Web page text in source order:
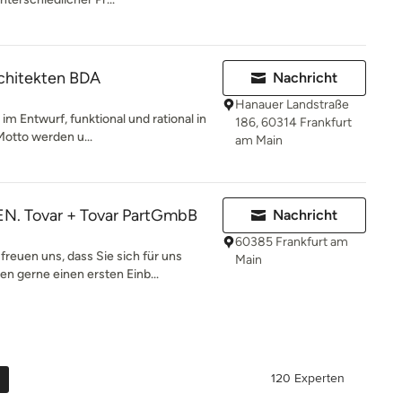
BDA
Entwurf, funktional und rational in
werden u...
Nachricht
Hanauer Landstraße
186, 60314 Frankfurt
am Main
Tovar + Tovar PartGmbB
uns, dass Sie sich für uns
gerne einen ersten Einb...
Nachricht
60385 Frankfurt am
Main
120 Experten